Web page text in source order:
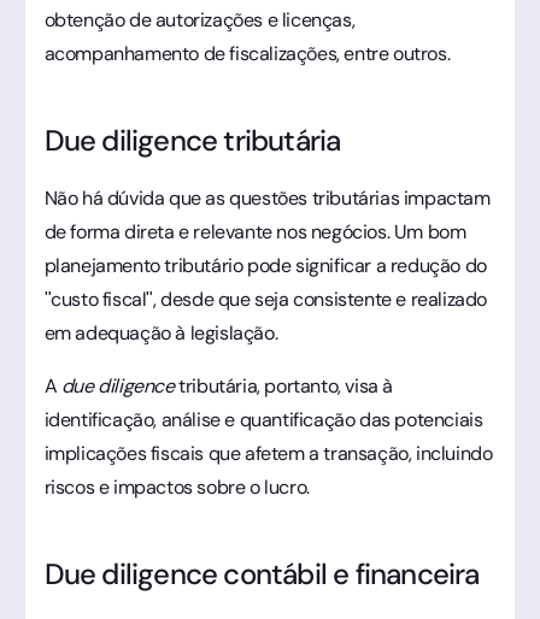
obtenção de autorizações e licenças,
acompanhamento de fiscalizações, entre outros.
Due diligence tributária
Não há dúvida que as questões tributárias impactam
de forma direta e relevante nos negócios. Um bom
planejamento tributário pode significar a redução do
"custo fiscal", desde que seja consistente e realizado
em adequação à legislação.
A due diligencetributária, portanto, visa à
identificação, análise e quantificação das potenciais
implicações fiscais que afetem a transação, incluindo
riscos e impactos sobre o lucro.
Due diligence contábil e financeira